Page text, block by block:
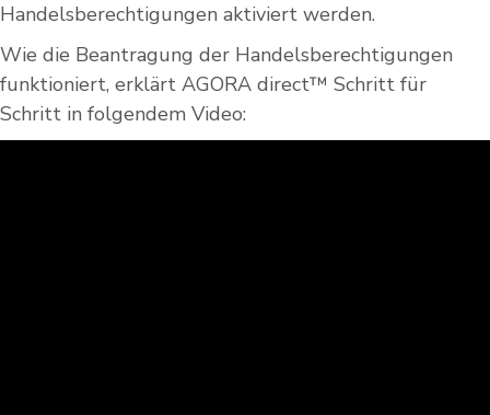
Handelsberechtigungen aktiviert werden.
Wie die Beantragung der Handelsberechtigungen
funktioniert, erklärt AGORA direct™ Schritt für
Schritt in folgendem Video: